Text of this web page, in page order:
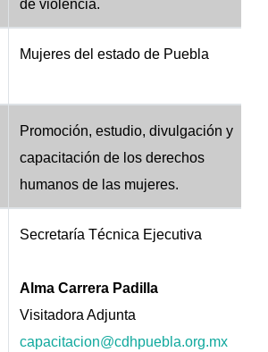
de violencia.
Mujeres del estado de Puebla
Promoción, estudio, divulgación y
capacitación de los derechos
humanos de las mujeres.
Secretaría Técnica Ejecutiva
Alma Carrera Padilla
Visitadora Adjunta
capacitacion@cdhpuebla.org.mx